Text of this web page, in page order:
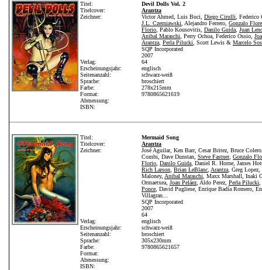
Titel:
Titelcover:
Zeichner:
Verlag:
Erscheinungsjahr:
Seitenanzahl:
Sprache:
Farbe:
Format:
Abmessung:
ISBN:
Devil Dolls Vol. 2
Arantza
Victor Ahmed, Luis Buci, Diego Cirulli ,
J.L. Czerniawski , Alejandro Ferrero, Gonzalo
Florio , Pablo Kousovitis, Danilo Guida Juan
Anibal Maraschi , Perry Ochoa, Federico Ossio,
Arantza Perla Pilucki , Scott Lewis & Marcelo
SQP Incorporated
2007
64
englisch
schwarz-weiß
broschiert
278x215mm
9780865621619
Titel:
Titelcover:
Zeichner:
Verlag:
Erscheinungsjahr:
Seitenanzahl:
Sprache:
Farbe:
Format:
Abmessung:
ISBN:
Mermaid Song
Arantza
José Aguilar, Ken Barr, Cesar Britez, Bruce
Combi, Dave Dunstan, Steve Fastner, Gonzalo
Florio Danilo Guida , Daniel R. Horne, James
Rich Larson Brian LeBlanc Arantza , Greg
Maloney, Anibal Maraschi , Maxx Marshall, Inaki
Ormaetxea, Joan Peláez , Aldo Perez, Perla Pilucki
Ponce , David Pugliese, Enrique Badía Romero,
Villagran...
SQP Incorporated
2007
64
englisch
schwarz-weiß
broschiert
305x230mm
9780865621657